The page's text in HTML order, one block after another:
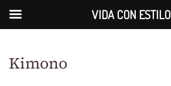
Kimono
VIDA CON ESTILO